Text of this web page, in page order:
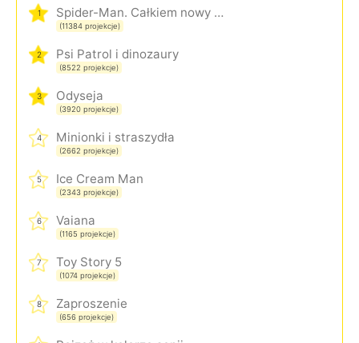
1 Spider-Man. Całkiem nowy dzień
(11384 projekcje)
2 Psi Patrol i dinozaury
(8522 projekcje)
3 Odyseja
(3920 projekcje)
4 Minionki i straszydła
(2662 projekcje)
5 Ice Cream Man
(2343 projekcje)
6 Vaiana
(1165 projekcje)
7 Toy Story 5
(1074 projekcje)
8 Zaproszenie
(656 projekcje)